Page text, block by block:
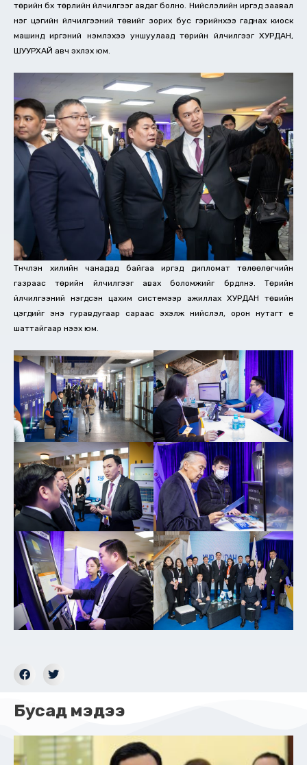
төрийн бүх төрлийн үйлчилгээг авдаг болно. Нийслэлийн иргэд заавал
нэг цэгийн үйлчилгээний төвийг зорих бус гэрийнхээ гаднах киоск
машинд иргэний үнэмлэхээ уншуулаад төрийн үйлчилгээг ХУРДАН,
ШУУРХАЙ авч эхлэх юм.
Түүнчлэн хилийн чанадад байгаа иргэд дипломат төлөөлөгчийн
газраас төрийн үйлчилгээг авах боломжийг бүрдүүлнэ. Төрийн
үйлчилгээний нэгдсэн цахим системээр ажиллах ХУРДАН төвийн
цэгүүдийг энэ гуравдугаар сараас эхэлж нийслэл, орон нутагт үе
шаттайгаар нээх юм.
Бусад мэдээ